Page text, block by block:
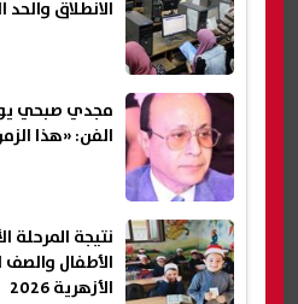
الانطلاق
مجدي صبحي
الفن: «هذا
نتيجة المرحلة
الأطفال والصف
الأزهرية 2026